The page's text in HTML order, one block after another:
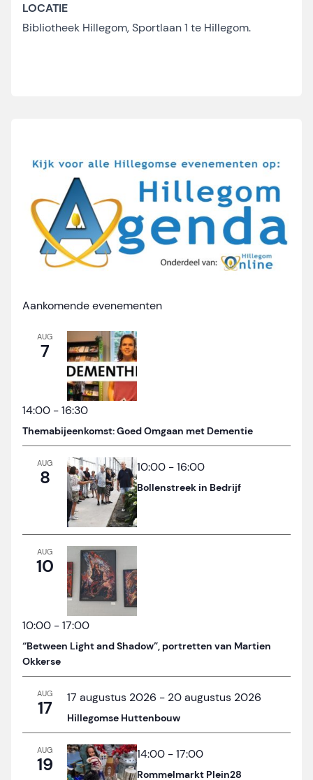
LOCATIE
Bibliotheek Hillegom, Sportlaan 1 te Hillegom.
Aankomende evenementen
AUG
7
14:00 -16:30
Themabijeenkomst: Goed Omgaan met Dementie
AUG
8 10:00 -16:00
Bollenstreek in Bedrijf
AUG
10
10:00 -17:00
“Between Light and Shadow”, portretten van Martien
Okkerse
AUG
17 17 augustus 2026 - 20 augustus 2026
Hillegomse Huttenbouw
AUG
19 14:00 -17:00
Rommelmarkt Plein28